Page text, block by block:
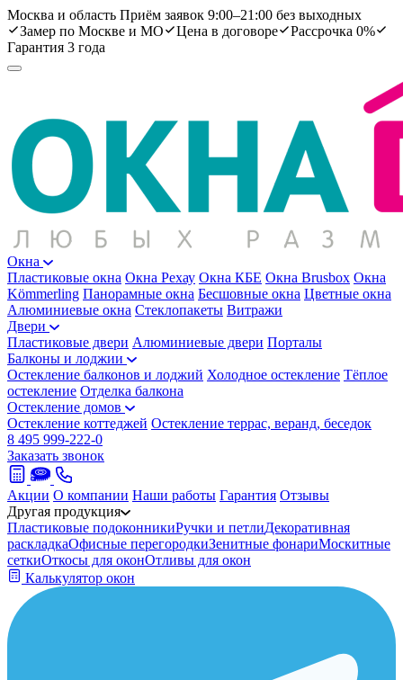
Москва и область Приём заявок 9:00–21:00 без выходных
Замер по Москве и МО
Цена в договоре
Рассрочка 0%
Гарантия 3 года
Окна
Пластиковые окна Окна Рехау Окна КБЕ Окна Brusbox Окна
Kömmerling Панорамные окна Бесшовные окна Цветные окна
Алюминиевые окна Стеклопакеты Витражи
Двери
Пластиковые двери Алюминиевые двери Порталы
Балконы и лоджии
Остекление балконов и лоджий Холодное остекление Тёплое
остекление Отделка балкона
Остекление домов
Остекление коттеджей Остекление террас, веранд, беседок
8 495 999-222-0
Заказать звонок
Акции О компании Наши работы Гарантия Отзывы
Другая продукция
Пластиковые подоконникиРучки и петлиДекоративная
раскладкаОфисные перегородкиЗенитные фонариМоскитные
сеткиОткосы для оконОтливы для окон
Калькулятор окон